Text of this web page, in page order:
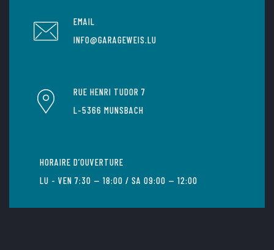
EMAIL
INFO@GARAGEWEIS.LU
RUE HENRI TUDOR 7
L-5366 MUNSBACH
HORAIRE D’OUVERTURE
LU - VEN 7:30 — 18:00 / SA 09:00 — 12:00